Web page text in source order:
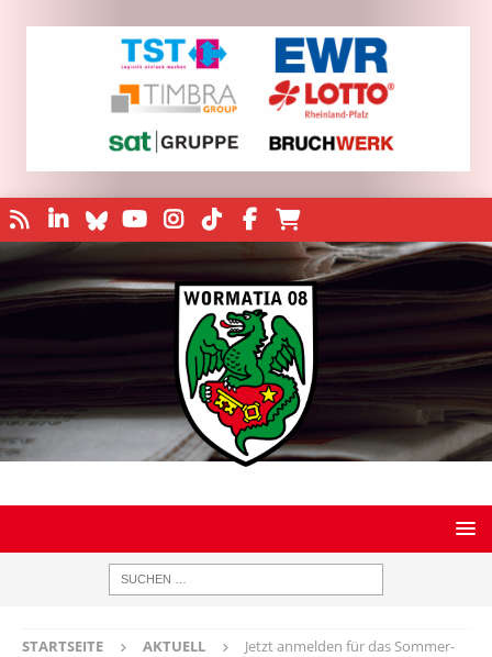
STARTSEITE AKTUELL
Jetzt anmelden für das Sommer-